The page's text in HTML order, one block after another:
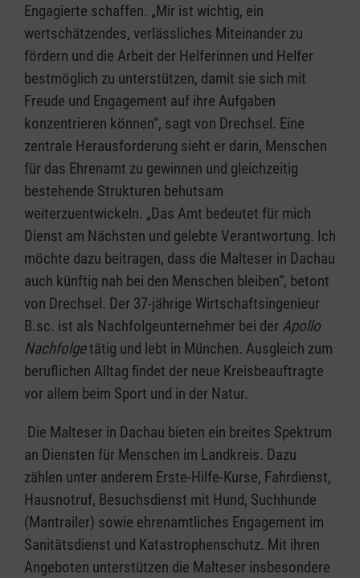
Engagierte schaffen. „Mir ist wichtig, ein
wertschätzendes, verlässliches Miteinander zu
fördern und die Arbeit der Helferinnen und Helfer
bestmöglich zu unterstützen, damit sie sich mit
Freude und Engagement auf ihre Aufgaben
konzentrieren können“, sagt von Drechsel. Eine
zentrale Herausforderung sieht er darin, Menschen
für das Ehrenamt zu gewinnen und gleichzeitig
bestehende Strukturen behutsam
weiterzuentwickeln. „Das Amt bedeutet für mich
Dienst am Nächsten und gelebte Verantwortung. Ich
möchte dazu beitragen, dass die Malteser in Dachau
auch künftig nah bei den Menschen bleiben“, betont
von Drechsel. Der 37-jährige Wirtschaftsingenieur
B.sc. ist als Nachfolgeunternehmer bei der Apollo
Nachfolgetätig und lebt in München. Ausgleich zum
beruflichen Alltag findet der neue Kreisbeauftragte
vor allem beim Sport und in der Natur.
Die Malteser in Dachau bieten ein breites Spektrum
an Diensten für Menschen im Landkreis. Dazu
zählen unter anderem Erste-Hilfe-Kurse, Fahrdienst,
Hausnotruf, Besuchsdienst mit Hund, Suchhunde
(Mantrailer) sowie ehrenamtliches Engagement im
Sanitätsdienst und Katastrophenschutz. Mit ihren
Angeboten unterstützen die Malteser insbesondere